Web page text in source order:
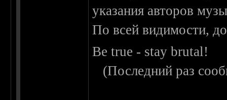
указания авторов
По всей видимости,
Be true - stay brutal!
(Последний раз